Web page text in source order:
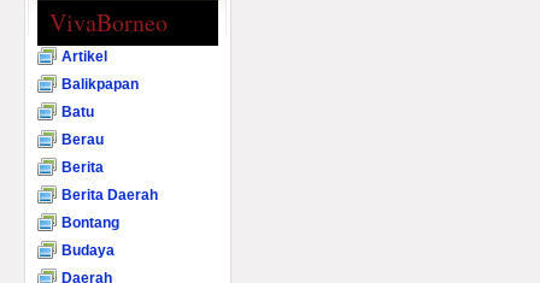
VivaBorneo
Artikel
Balikpapan
Batu
Berau
Berita
Berita Daerah
Bontang
Budaya
Daerah